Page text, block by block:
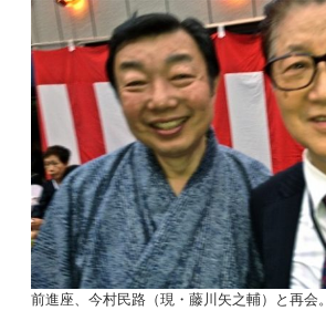
前進座、今村民路（現・藤川矢之輔）と再会